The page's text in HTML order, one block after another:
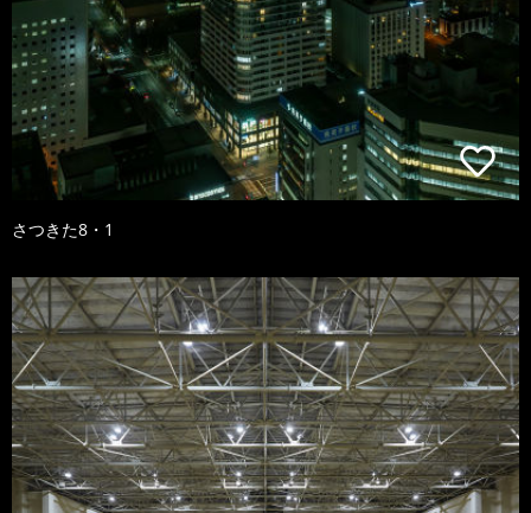
さつきた8・1